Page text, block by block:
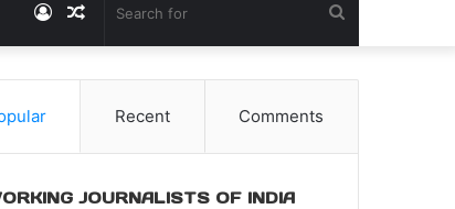
for
Random
Article
Log
In
Recent Comments
JOURNALISTS OF INDIA